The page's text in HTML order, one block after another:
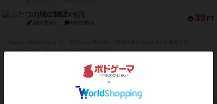
39 PT
ふたつの城の物語
紹介文あり 6件の投稿
※App Store は、Apple Inc.のサービスマークです。
※Google Play とそのロゴは、Google Inc.の商標または登録商標です。